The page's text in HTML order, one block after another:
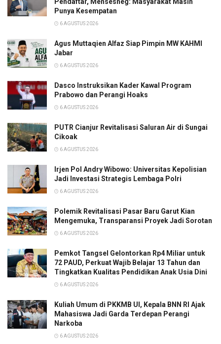
Pendaftar, Mensesneg: Masyarakat Masih
Punya Kesempatan
6 AGUSTUS 2026
Agus Muttaqien Alfaz Siap Pimpin MW KAHMI
Jabar
6 AGUSTUS 2026
Dasco Instruksikan Kader Kawal Program
Prabowo dan Perangi Hoaks
6 AGUSTUS 2026
PUTR Cianjur Revitalisasi Saluran Air di Sungai
Cikoak
6 AGUSTUS 2026
Irjen Pol Andry Wibowo: Universitas Kepolisian
Jadi Investasi Strategis Lembaga Polri
6 AGUSTUS 2026
Polemik Revitalisasi Pasar Baru Garut Kian
Mengemuka, Transparansi Proyek Jadi Sorotan
6 AGUSTUS 2026
Pemkot Tangsel Gelontorkan Rp4 Miliar untuk
72 PAUD, Perkuat Wajib Belajar 13 Tahun dan
Tingkatkan Kualitas Pendidikan Anak Usia Dini
6 AGUSTUS 2026
Kuliah Umum di PKKMB UI, Kepala BNN RI Ajak
Mahasiswa Jadi Garda Terdepan Perangi
Narkoba
6 AGUSTUS 2026